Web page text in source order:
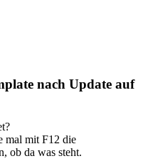
nach Update auf
mal mit F12 die
ob da was steht.